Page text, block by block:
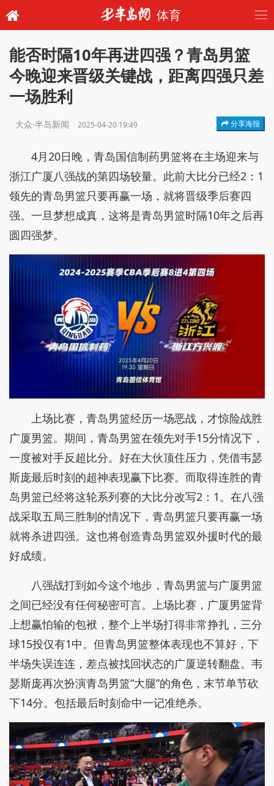
体育
能否时隔10年再进四强？青岛男篮
今晚迎来晋级关键战，距离四强只差
一场胜利
大众·半岛新闻 2025-04-20 19:49 分享海报
4月20日晚，青岛国信制药男篮将在主场迎来与
浙江广厦八强战的第四场较量。此前大比分已经2：1
领先的青岛男篮只要再赢一场，就将晋级季后赛四
强。一旦梦想成真，这将是青岛男篮时隔10年之后再
圆四强梦。
上场比赛，青岛男篮经历一场恶战，才惊险战胜
广厦男篮。期间，青岛男篮在领先对手15分情况下，
一度被对手反超比分。好在大伙顶住压力，凭借韦瑟
斯庞最后时刻的超神表现赢下比赛。而取得连胜的青
岛男篮已经将这轮系列赛的大比分改写2：1。在八强
战采取五局三胜制的情况下，青岛男篮只要再赢一场
就将杀进四强。这也将创造青岛男篮双外援时代的最
好成绩。
八强战打到如今这个地步，青岛男篮与广厦男篮
之间已经没有任何秘密可言。上场比赛，广厦男篮背
上想赢怕输的包袱，整个上半场打得非常挣扎，三分
球15投仅有1中。但青岛男篮整体表现也不算好，下
半场失误连连，差点被找回状态的广厦逆转翻盘。韦
瑟斯庞再次扮演青岛男篮“大腿”的角色，末节单节砍
下14分。包括最后时刻命中一记准绝杀。